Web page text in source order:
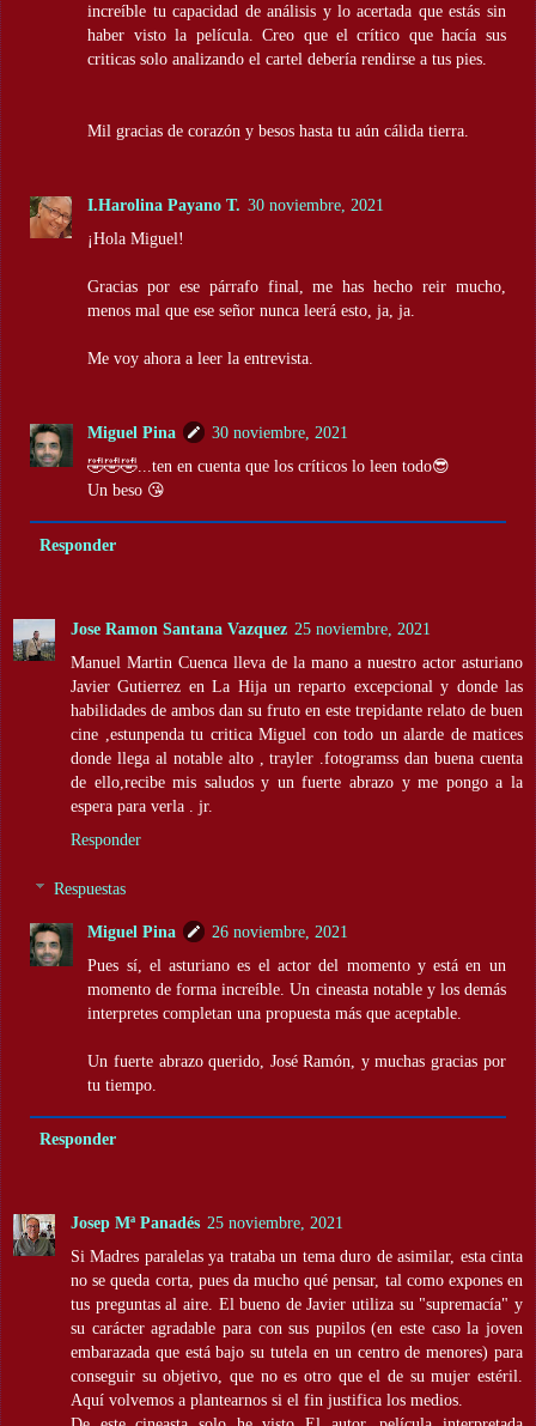
increíble tu capacidad de análisis y lo acertada que estás sin
haber visto la película. Creo que el crítico que hacía sus
criticas solo analizando el cartel debería rendirse a tus pies.
Mil gracias de corazón y besos hasta tu aún cálida tierra.
I.Harolina Payano T. 30 noviembre, 2021
¡Hola Miguel!
Gracias por ese párrafo final, me has hecho reir mucho,
menos mal que ese señor nunca leerá esto, ja, ja.
Me voy ahora a leer la entrevista.
Miguel Pina
30 noviembre, 2021
🤣🤣🤣...ten en cuenta que los críticos lo leen todo😎
Un beso 😘
Responder
Jose Ramon Santana Vazquez 25 noviembre, 2021
Manuel Martin Cuenca lleva de la mano a nuestro actor asturiano
Javier Gutierrez en La Hija un reparto excepcional y donde las
habilidades de ambos dan su fruto en este trepidante relato de buen
cine ,estunpenda tu critica Miguel con todo un alarde de matices
donde llega al notable alto , trayler .fotogramss dan buena cuenta
de ello,recibe mis saludos y un fuerte abrazo y me pongo a la
espera para verla . jr.
Responder
Respuestas
Miguel Pina
26 noviembre, 2021
Pues sí, el asturiano es el actor del momento y está en un
momento de forma increíble. Un cineasta notable y los demás
interpretes completan una propuesta más que aceptable.
Un fuerte abrazo querido, José Ramón, y muchas gracias por
tu tiempo.
Responder
Josep Mª Panadés 25 noviembre, 2021
Si Madres paralelas ya trataba un tema duro de asimilar, esta cinta
no se queda corta, pues da mucho qué pensar, tal como expones en
tus preguntas al aire. El bueno de Javier utiliza su "supremacía" y
su carácter agradable para con sus pupilos (en este caso la joven
embarazada que está bajo su tutela en un centro de menores) para
conseguir su objetivo, que no es otro que el de su mujer estéril.
Aquí volvemos a plantearnos si el fin justifica los medios.